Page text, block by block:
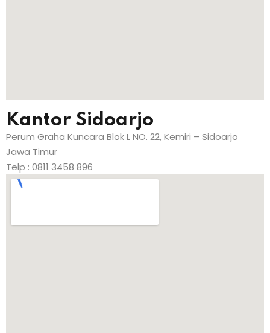
Kantor Sidoarjo
Perum Graha Kuncara Blok L NO. 22, Kemiri – Sidoarjo
Jawa Timur
Telp : 0811 3458 896